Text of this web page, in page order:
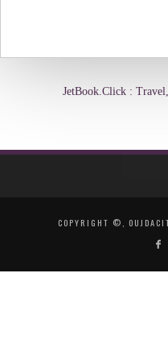
JetBook.Click :
COPYRIGHT ©,